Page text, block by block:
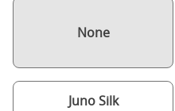
None
Juno Silk